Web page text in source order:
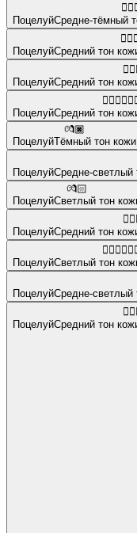
ПоцелуйСредне-тёмный
ПоцелуйСредний тон
ПоцелуйСредний тон
ПоцелуйСредний тон
💏🏿
ПоцелуйТёмный тон кожи
ПоцелуйСредне-светлый
💏🏻
ПоцелуйСветлый тон
ПоцелуйСредний тон
ПоцелуйСветлый тон
ПоцелуйСредне-светлый
ПоцелуйСредний тон